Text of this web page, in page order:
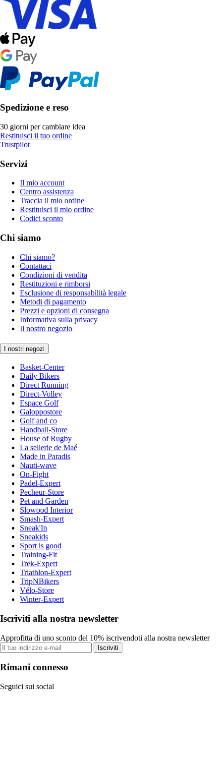
Spedizione e reso
30 giorni per cambiare idea
Restituisci il tuo ordine
Trustpilot
Servizi
Il mio account
Centro assistenza
Traccia il mio ordine
Restituisci il mio ordine
Codici sconto
Chi siamo
Chi siamo?
Contattaci
Condizioni di vendita
Restituzioni e rimborsi
Esclusione di responsabilità legale
Metodi di pagamento
Prezzi e opzioni di consegna
Informativa sulla privacy
Il nostro negozio
I nostri negozi
Basket-Center
Daily Bikers
Direct Running
Direct-Volley
Espace Golf
Galoppostore
Golf and co
Handball-Store
House of Rugby
La sellerie de Maé
Made in Paradis
Nauti-wave
On-Fight
Padel-Expert
Pecheur-Store
Pet and Garden
Slowood Interior
Smash-Expert
Sneak'In
Sneakids
Sport is good
Training-Fit
Trek-Expert
Triathlon-Expert
TripNBikers
Vélo-Store
Winter-Expert
Iscriviti alla nostra newsletter
Approfitta di uno sconto del 10% iscrivendoti alla nostra newsletter
Iscriviti
Rimani connesso
Seguici sui social